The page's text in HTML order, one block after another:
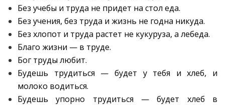
Без учебы и труда не придет на стол еда.
Без учения, без труда и жизнь не годна никуда.
Без хлопот и труда растет не кукуруза, а лебеда.
Благо жизни — в труде.
Бог труды любит.
Будешь трудиться — будет у тебя и хлеб, и
молоко водиться.
Будешь упорно трудиться — будет хлеб в